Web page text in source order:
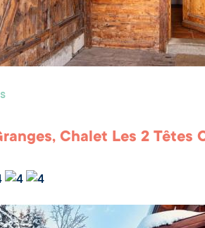
Chalet Les 2 Têtes